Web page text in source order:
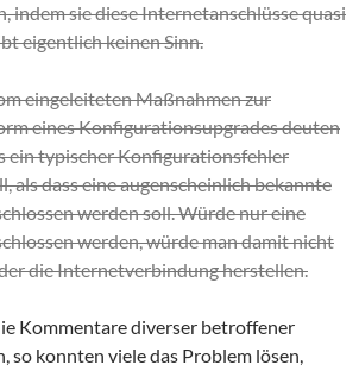
indem sie diese Internetanschlüsse quasi
eigentlich keinen Sinn.
eingeleiteten Maßnahmen zur
eines Konfigurationsupgrades deuten
ein typischer Konfigurationsfehler
als dass eine augenscheinlich bekannte
werden soll. Würde nur eine
werden, würde man damit nicht
die Internetverbindung herstellen.
Kommentare diverser betroffener
so konnten viele das Problem lösen,